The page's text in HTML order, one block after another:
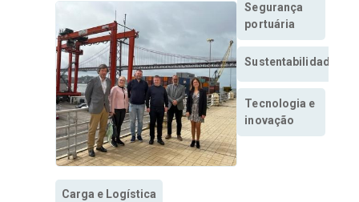
Carga e Logística
Segurança
portuária
Sustentabilidade
Tecnologia e
inovação